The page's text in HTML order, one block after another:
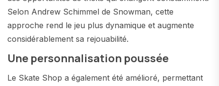
Selon Andrew Schimmel de Snowman, cette
approche rend le jeu plus dynamique et augmente
considérablement sa rejouabilité.
Une personnalisation poussée
Le Skate Shop a également été amélioré, permettant